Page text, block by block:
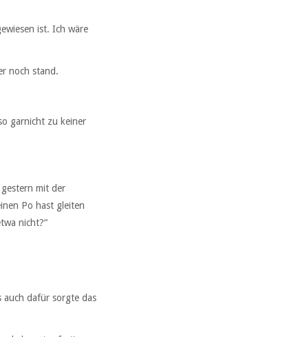
ist. Ich wäre
noch stand.
garnicht zu keiner
mit der
Po hast gleiten
nicht?“
auch dafür sorgte das